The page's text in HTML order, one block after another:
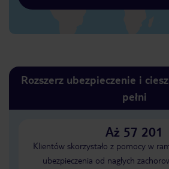
Rozszerz ubezpieczenie i
pełni
Aż 57 201
Klientów skorzystało z pomocy w
ubezpieczenia od nagłych